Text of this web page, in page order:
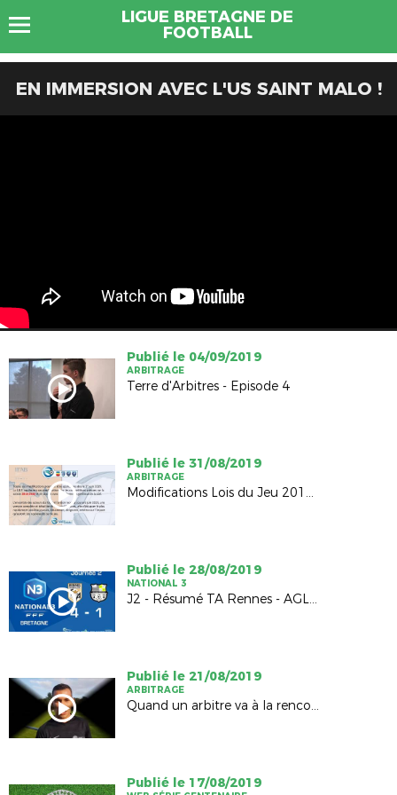
LIGUE BRETAGNE DE
FOOTBALL
EN IMMERSION AVEC L'US SAINT MALO !
Publié le 04/09/2019
ARBITRAGE
Terre d'Arbitres - Episode 4
Publié le 31/08/2019
ARBITRAGE
Modifications Lois du Jeu 2019-2020
Publié le 28/08/2019
NATIONAL 3
J2 - Résumé TA Rennes - AGLD Fougères (4-1)
Publié le 21/08/2019
ARBITRAGE
Quand un arbitre va à la rencontre d'un club...
Publié le 17/08/2019